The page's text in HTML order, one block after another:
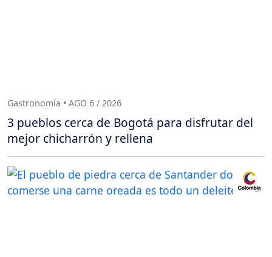
Gastronomía • AGO 6 / 2026
3 pueblos cerca de Bogotá para disfrutar del
mejor chicharrón y rellena